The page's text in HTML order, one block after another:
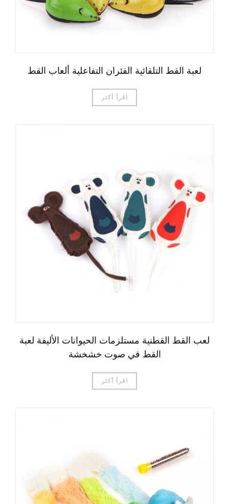
لعبة القط التلقائية الفئران التفاعلية ألعاب القط
اقرأ أكثر
لعب القط القطنية مستلزمات الحيوانات الأليفة لعبة
القط في صوت خشخشة
اقرأ أكثر